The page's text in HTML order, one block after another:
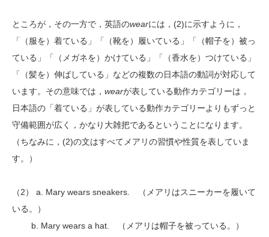
ところが，その一方で，英語のwearには，(2)に示すように，
「（服を）着ている」「（靴を）履いている」「（帽子を）被っ
ている」「（メガネを）かけている」「（香水を）つけている」
「（髪を）伸ばしている」などの複数の日本語の動詞が対応して
います。その意味では， wearが表している動作カテゴリーは，
日本語の「着ている」が表している動作カテゴリーよりもずっと
守備範囲が広く，かなり大雑把であるということになります。
（ちなみに，(2)の文はすべてメアリの習慣や性質を表していま
す。）
（2） a. Mary wears sneakers. （メアリはスニーカーを履いて
いる。）
b. Mary wears a hat. （メアリは帽子を被っている。）